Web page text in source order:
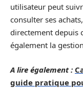
utilisateur peut
consulter ses
directement depuis
également la
A lire également :
guide pratique